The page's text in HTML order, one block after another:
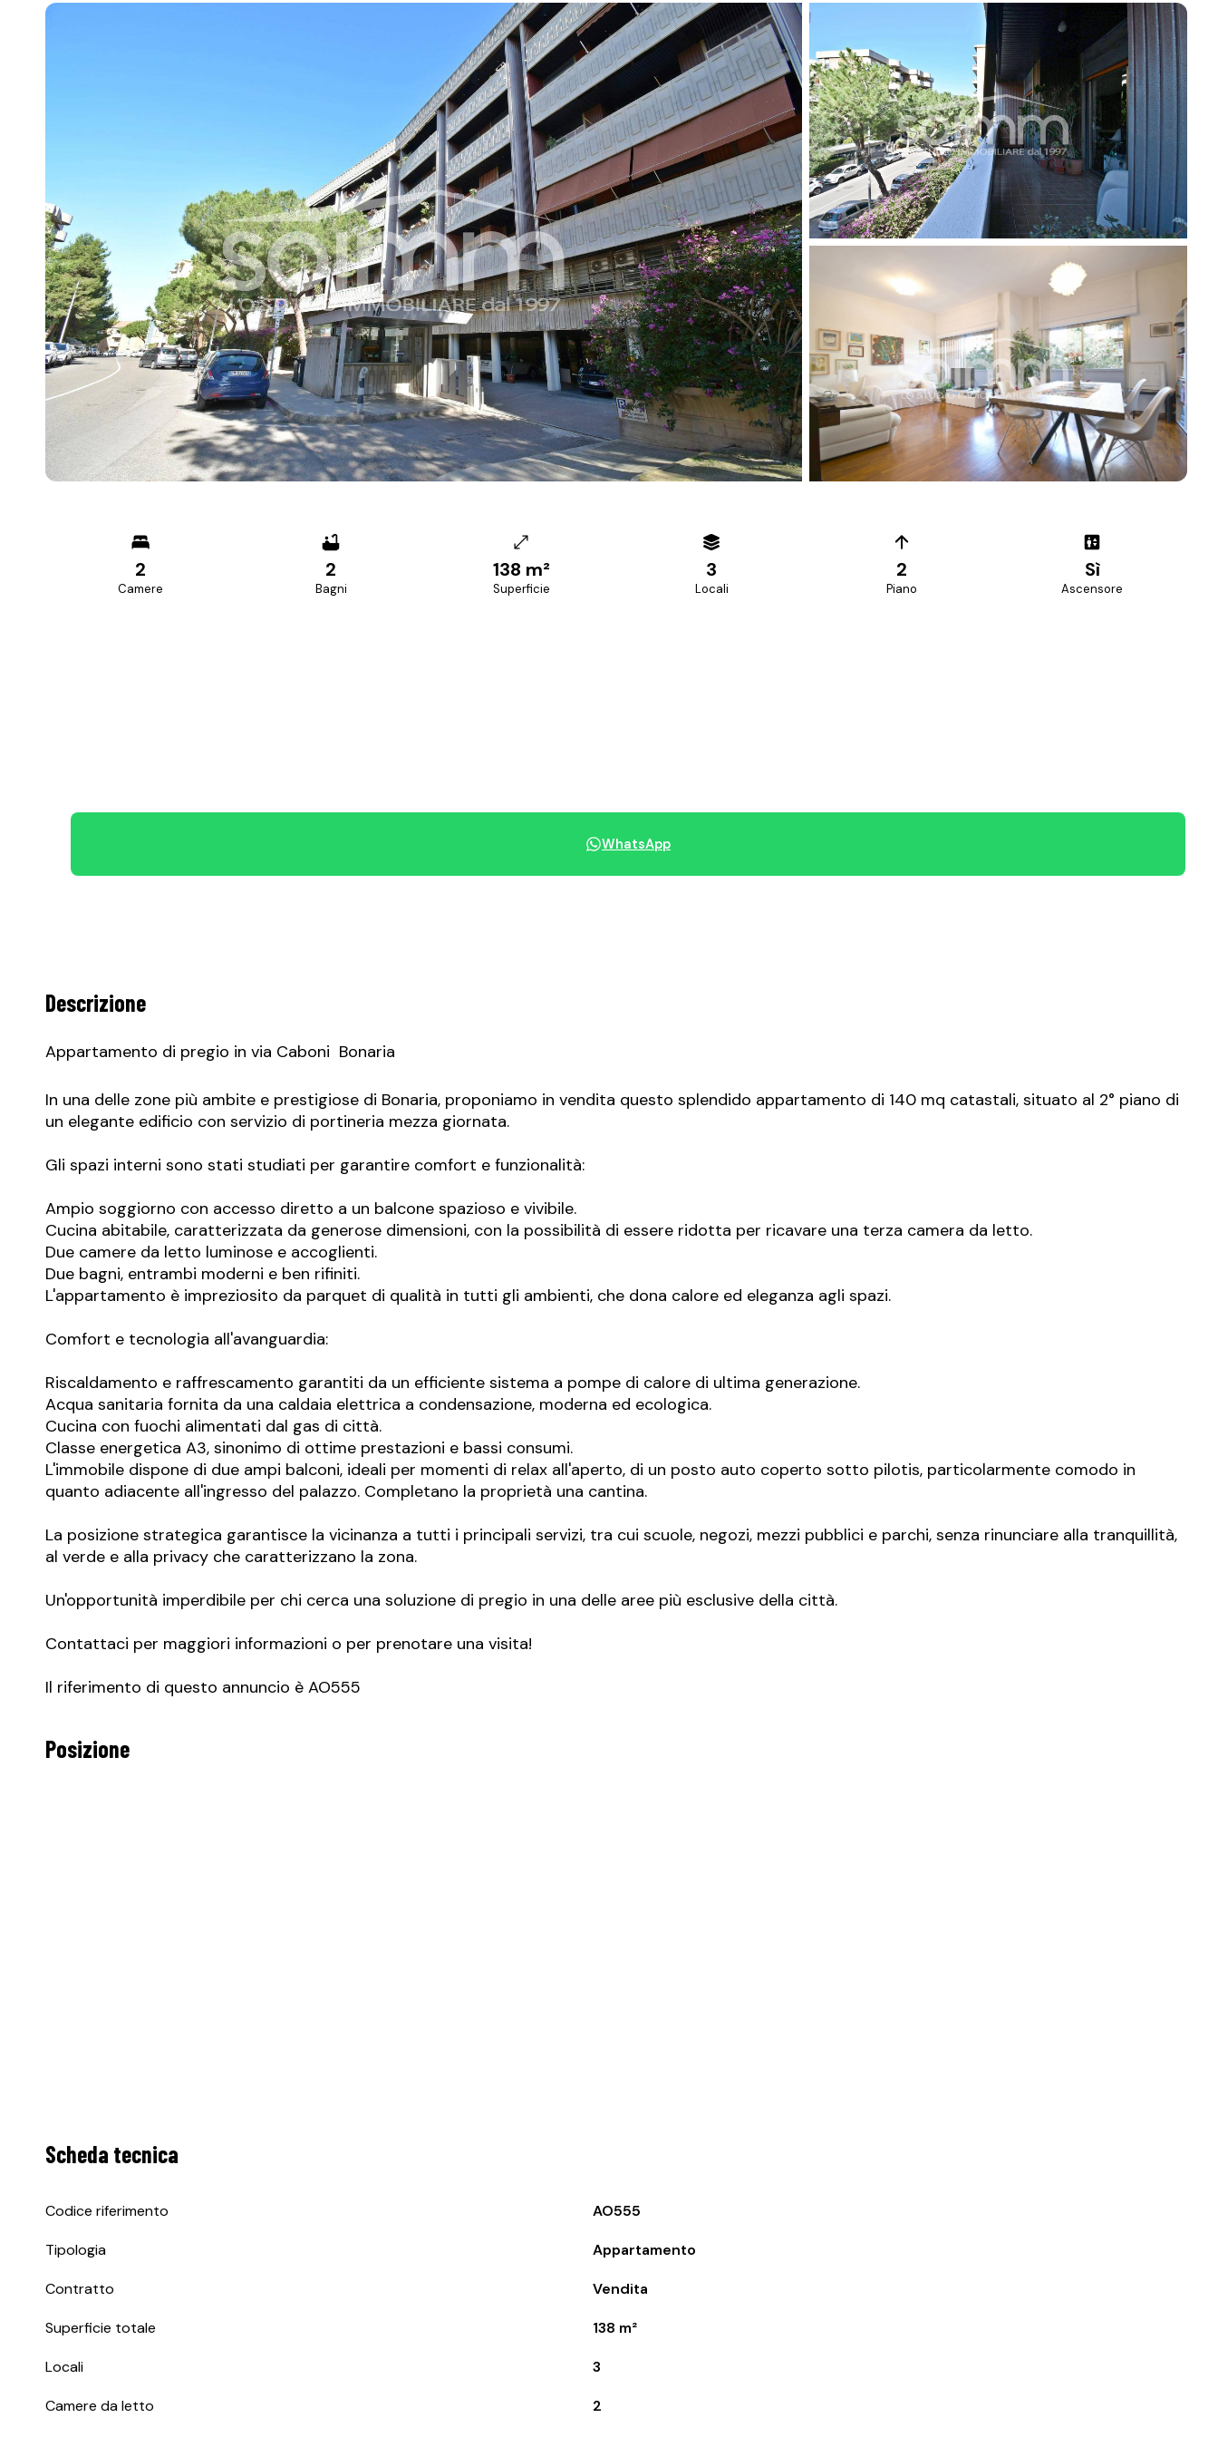
2
Camere
2
Bagni
138 m²
Superficie
3
Locali
2
Piano
Sì
Ascensore
WhatsApp
Descrizione
Appartamento di pregio in via Caboni  Bonaria
In una delle zone più ambite e prestigiose di Bonaria, proponiamo in vendita questo splendido appartamento di 140 mq catastali, situato al 2° piano di
un elegante edificio con servizio di portineria mezza giornata.
Gli spazi interni sono stati studiati per garantire comfort e funzionalità:
Ampio soggiorno con accesso diretto a un balcone spazioso e vivibile.
Cucina abitabile, caratterizzata da generose dimensioni, con la possibilità di essere ridotta per ricavare una terza camera da letto.
Due camere da letto luminose e accoglienti.
Due bagni, entrambi moderni e ben rifiniti.
L'appartamento è impreziosito da parquet di qualità in tutti gli ambienti, che dona calore ed eleganza agli spazi.
Comfort e tecnologia all'avanguardia:
Riscaldamento e raffrescamento garantiti da un efficiente sistema a pompe di calore di ultima generazione.
Acqua sanitaria fornita da una caldaia elettrica a condensazione, moderna ed ecologica.
Cucina con fuochi alimentati dal gas di città.
Classe energetica A3, sinonimo di ottime prestazioni e bassi consumi.
L'immobile dispone di due ampi balconi, ideali per momenti di relax all'aperto, di un posto auto coperto sotto pilotis, particolarmente comodo in
quanto adiacente all'ingresso del palazzo. Completano la proprietà una cantina.
La posizione strategica garantisce la vicinanza a tutti i principali servizi, tra cui scuole, negozi, mezzi pubblici e parchi, senza rinunciare alla tranquillità,
al verde e alla privacy che caratterizzano la zona.
Un'opportunità imperdibile per chi cerca una soluzione di pregio in una delle aree più esclusive della città.
Contattaci per maggiori informazioni o per prenotare una visita!
Il riferimento di questo annuncio è AO555
Posizione
Scheda tecnica
Codice riferimento AO555
Tipologia Appartamento
Contratto Vendita
Superficie totale 138 m²
Locali 3
Camere da letto 2